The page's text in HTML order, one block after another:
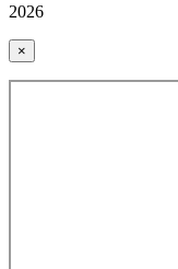
2026
×